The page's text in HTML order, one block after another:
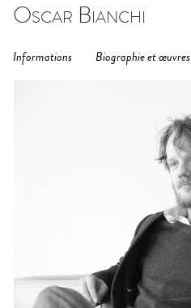
Oscar Bianchi
Informations Biographie et œuvres